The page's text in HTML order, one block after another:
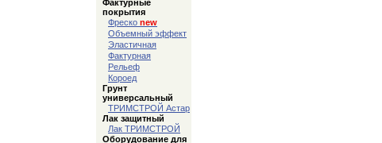
Фактурные
покрытия
Фреско new
Объемный эффект
Эластичная
Фактурная
Рельеф
Короед
Грунт
универсальный
ТРИМСТРОЙ Астар
Лак защитный
Лак ТРИМСТРОЙ
Оборудование для